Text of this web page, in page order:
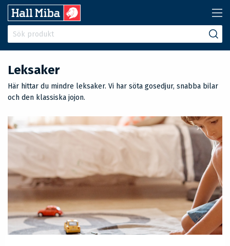
Leksaker
Här hittar du mindre leksaker. Vi har söta gosedjur, snabba bilar
och den klassiska jojon.